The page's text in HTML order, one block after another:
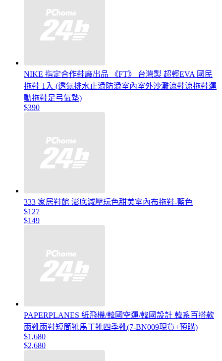
NIKE 指定合作鞋廠出品 《FT》 台灣製 超輕EVA 國民
拖鞋 1入 (透氣排水止滑防滑室內室外沙灘涼鞋涼拖鞋運
動拖鞋足弓氣墊)
$390
333 家居鞋館 澎底減壓玩色甜美室內布拖鞋-藍色
$127
$149
PAPERPLANES 紙飛機/韓國空運/韓國設計 韓系百搭款
雨靴雨鞋短筒靴馬丁靴四季靴(7-BN009現貨+預購)
$1,680
$2,680